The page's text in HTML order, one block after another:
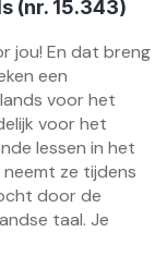
(nr. 15.343)
jou! En dat breng
een
voor het
voor het
lessen in het
neemt ze tijdens
door de
taal. Je